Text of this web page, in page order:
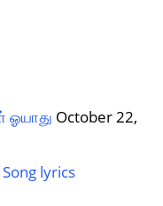
ஓயாது October 22,
lyrics